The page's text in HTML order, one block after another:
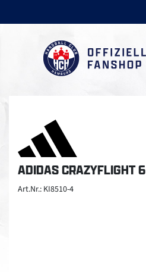
ADIDAS CRAZYFLIGHT 6
Art.Nr.: KI8510-4